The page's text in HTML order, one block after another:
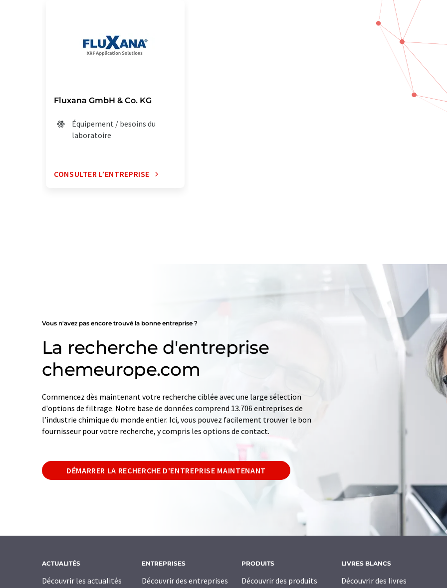
Fluxana GmbH & Co. KG
Équipement / besoins du
laboratoire
CONSULTER L’ENTREPRISE
Vous n'avez pas encore trouvé la bonne entreprise ?
La recherche d'entreprise
chemeurope.com
Commencez dès maintenant votre recherche ciblée avec une large sélection
d'options de filtrage. Notre base de données comprend 13.706 entreprises de
l’industrie chimique du monde entier. Ici, vous pouvez facilement trouver le bon
fournisseur pour votre recherche, y compris les options de contact.
DÉMARRER LA RECHERCHE D'ENTREPRISE MAINTENANT
ACTUALITÉS
Découvrir les actualités
ENTREPRISES
Découvrir des entreprises
PRODUITS
Découvrir des produits
LIVRES BLANCS
Découvrir des livres